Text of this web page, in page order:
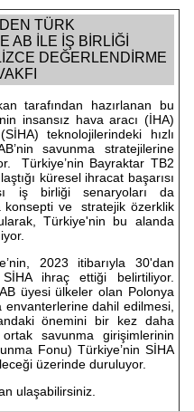
TÜRK
AB İLE İŞ BİRLİĞİ
DEĞERLENDİRME
tarafından hazırlanan bu
insansız hava aracı (İHA)
teknolojilerindeki hızlı
savunma stratejilerine
Türkiye’nin Bayraktar TB2
küresel ihracat başarısı
iş birliği senaryoları da
konsepti ve stratejik özerklik
Türkiye'nin bu alanda
2023 itibarıyla 30'dan
ihraç ettiği belirtiliyor.
üyesi ülkeler olan Polonya
dahil edilmesi,
önemini bir kez daha
savunma girişimlerinin
Fonu) Türkiye’nin SİHA
üzerinde duruluyor.
ulaşabilirsiniz.